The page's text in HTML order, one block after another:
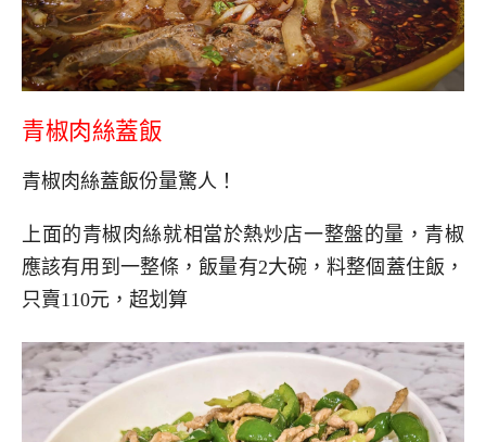
青椒肉絲蓋飯
青椒肉絲蓋飯份量驚人！
上面的青椒肉絲就相當於熱炒店一整盤的量，青椒
應該有用到一整條，飯量有2大碗，料整個蓋住飯，
只賣110元，超划算